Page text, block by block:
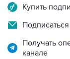
Купить
Получать
канале